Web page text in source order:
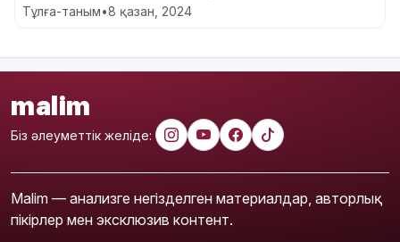
Тұлға-таным•8 қазан, 2024
malim
Біз әлеуметтік желіде:
Malim — анализге негізделген материалдар, авторлық
пікірлер мен эксклюзив контент.